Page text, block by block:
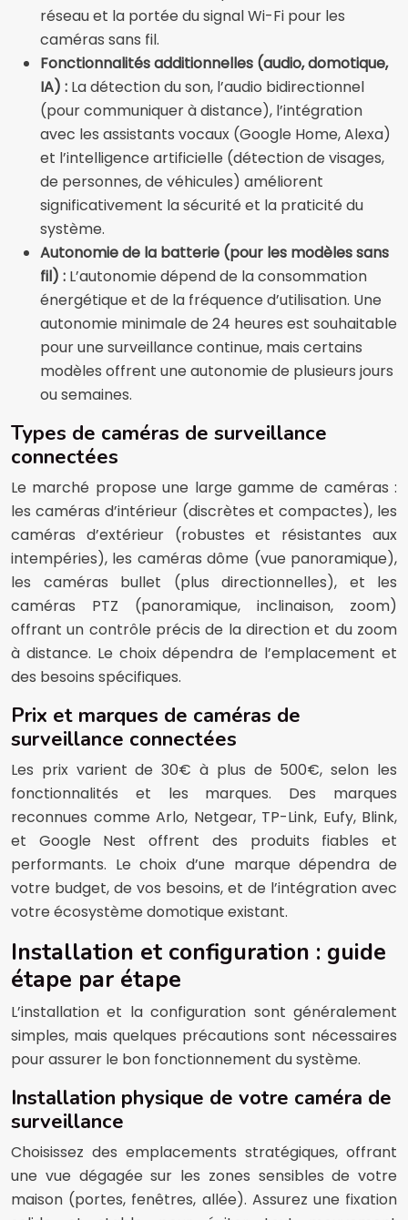
réseau et la portée du signal Wi-Fi pour les
caméras sans fil.
Fonctionnalités additionnelles (audio, domotique,
IA) : La détection du son, l’audio bidirectionnel
(pour communiquer à distance), l’intégration
avec les assistants vocaux (Google Home, Alexa)
et l’intelligence artificielle (détection de visages,
de personnes, de véhicules) améliorent
significativement la sécurité et la praticité du
système.
Autonomie de la batterie (pour les modèles sans
fil) : L’autonomie dépend de la consommation
énergétique et de la fréquence d’utilisation. Une
autonomie minimale de 24 heures est souhaitable
pour une surveillance continue, mais certains
modèles offrent une autonomie de plusieurs jours
ou semaines.
Types de caméras de surveillance
connectées
Le marché propose une large gamme de caméras :
les caméras d’intérieur (discrètes et compactes), les
caméras d’extérieur (robustes et résistantes aux
intempéries), les caméras dôme (vue panoramique),
les caméras bullet (plus directionnelles), et les
caméras PTZ (panoramique, inclinaison, zoom)
offrant un contrôle précis de la direction et du zoom
à distance. Le choix dépendra de l’emplacement et
des besoins spécifiques.
Prix et marques de caméras de
surveillance connectées
Les prix varient de 30€ à plus de 500€, selon les
fonctionnalités et les marques. Des marques
reconnues comme Arlo, Netgear, TP-Link, Eufy, Blink,
et Google Nest offrent des produits fiables et
performants. Le choix d’une marque dépendra de
votre budget, de vos besoins, et de l’intégration avec
votre écosystème domotique existant.
Installation et configuration : guide
étape par étape
L’installation et la configuration sont généralement
simples, mais quelques précautions sont nécessaires
pour assurer le bon fonctionnement du système.
Installation physique de votre caméra de
surveillance
Choisissez des emplacements stratégiques, offrant
une vue dégagée sur les zones sensibles de votre
maison (portes, fenêtres, allée). Assurez une fixation